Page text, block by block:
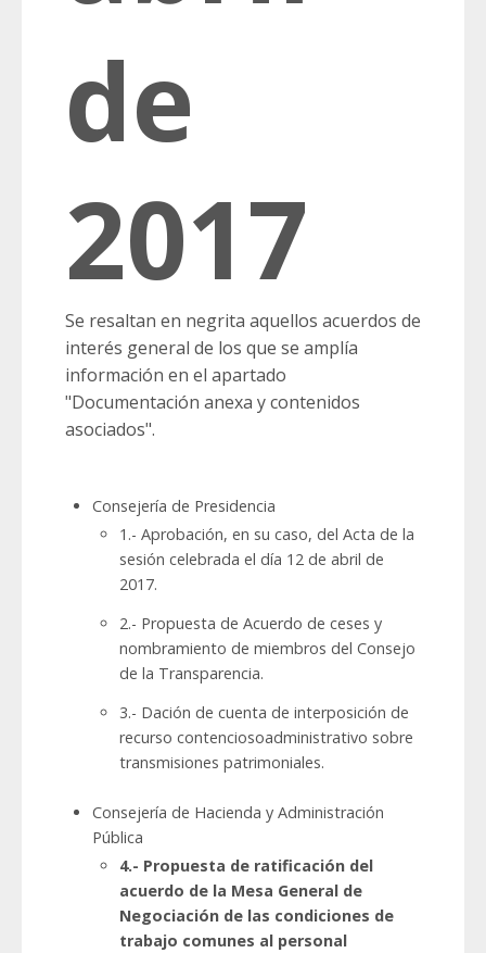
de
2017
Se resaltan en negrita aquellos acuerdos de
interés general de los que se amplía
información en el apartado
"Documentación anexa y contenidos
asociados".
Consejería de Presidencia
1.- Aprobación, en su caso, del Acta de la
sesión celebrada el día 12 de abril de
2017.
2.- Propuesta de Acuerdo de ceses y
nombramiento de miembros del Consejo
de la Transparencia.
3.- Dación de cuenta de interposición de
recurso contenciosoadministrativo sobre
transmisiones patrimoniales.
Consejería de Hacienda y Administración
Pública
4.- Propuesta de ratificación del
acuerdo de la Mesa General de
Negociación de las condiciones de
trabajo comunes al personal